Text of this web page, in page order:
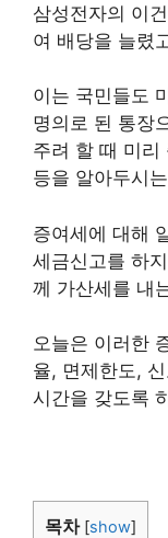
삼성전자의 이
여 배당을 늘렸
이는 국민들도
명의로 된 통장
주려 할 때 미리
등을 알아두시
증여세에 대해
세금신고를 하
께 가산세를 내
오늘은 이러한
율, 면제한도,
시간을 갖도록
목차 [show]